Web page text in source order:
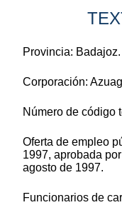
Provincia: Badajoz.
Corporación:
Número de código
Oferta de empleo
1997, aprobada
agosto de 1997.
Funcionarios de